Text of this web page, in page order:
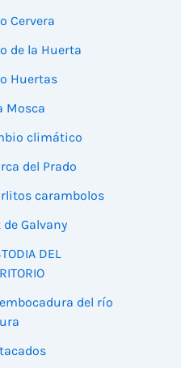
Cervera
de la Huerta
Huertas
Mosca
climático
del Prado
carambolos
de Galvany
DEL
del río